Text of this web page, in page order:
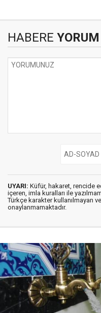
HABERE
UYARI: Küfür, hakaret, rencide
içeren, imla kuralları ile
Türkçe karakter kullanılmayan
onaylanmamaktadır.